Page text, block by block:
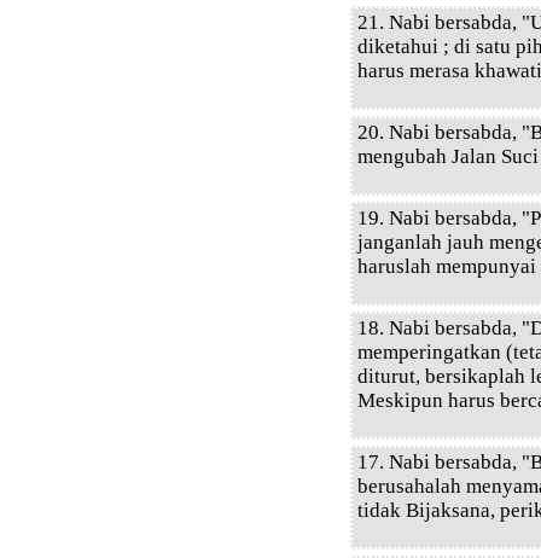
21. Nabi bersabda,
diketahui ; di satu
harus merasa
20. Nabi bersabda,
mengubah Jalan
19. Nabi bersabda,
janganlah jauh
haruslah
18. Nabi bersabda,
memperingatkan
diturut, bersikaplah
Meskipun harus
17. Nabi bersabda,
berusahalah
tidak Bijaksana,